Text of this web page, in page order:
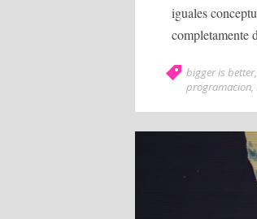
iguales
completamente
bigger is better,
programacion,